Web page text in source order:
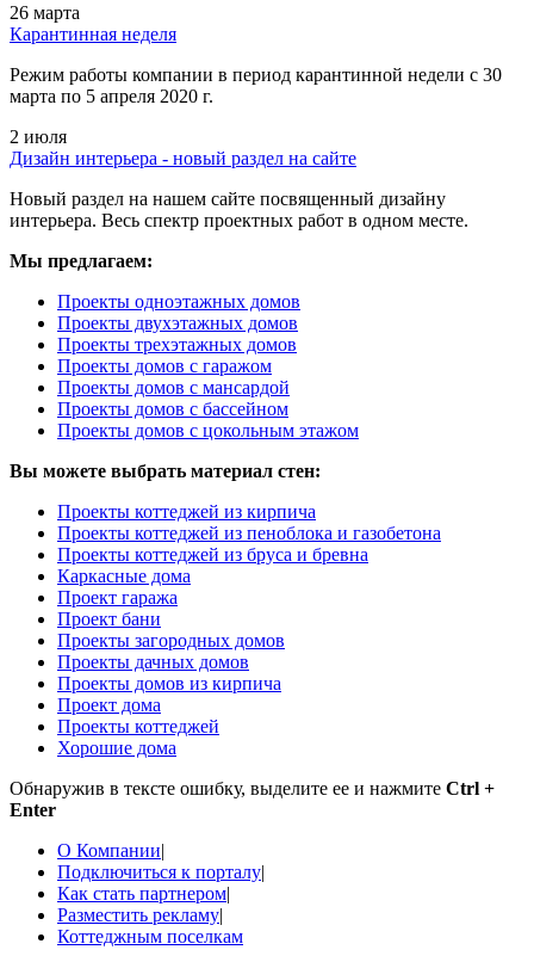
26 марта
Карантинная неделя
Режим работы компании в период карантинной недели c 30
марта по 5 апреля 2020 г.
2 июля
Дизайн интерьера - новый раздел на сайте
Новый раздел на нашем сайте посвященный дизайну
интерьера. Весь спектр проектных работ в одном месте.
Мы предлагаем:
Проекты одноэтажных домов
Проекты двухэтажных домов
Проекты трехэтажных домов
Проекты домов с гаражом
Проекты домов с мансардой
Проекты домов с бассейном
Проекты домов с цокольным этажом
Вы можете выбрать материал стен:
Проекты коттеджей из кирпича
Проекты коттеджей из пеноблока и газобетона
Проекты коттеджей из бруса и бревна
Каркасные дома
Проект гаража
Проект бани
Проекты загородных домов
Проекты дачных домов
Проекты домов из кирпича
Проект дома
Проекты коттеджей
Хорошие дома
Обнаружив в тексте ошибку, выделите ее и нажмите Ctrl +
Enter
О Компании|
Подключиться к порталу|
Как стать партнером|
Разместить рекламу|
Коттеджным поселкам